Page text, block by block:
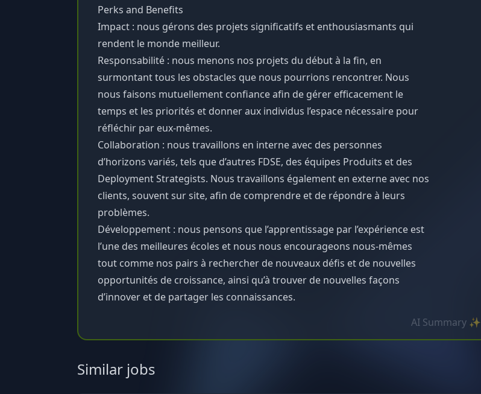
Perks and Benefits
Impact : nous gérons des projets significatifs et enthousiasmants qui
rendent le monde meilleur.
Responsabilité : nous menons nos projets du début à la fin, en
surmontant tous les obstacles que nous pourrions rencontrer. Nous
nous faisons mutuellement confiance afin de gérer efficacement le
temps et les priorités et donner aux individus l’espace nécessaire pour
réfléchir par eux-mêmes.
Collaboration : nous travaillons en interne avec des personnes
d’horizons variés, tels que d’autres FDSE, des équipes Produits et des
Deployment Strategists. Nous travaillons également en externe avec nos
clients, souvent sur site, afin de comprendre et de répondre à leurs
problèmes.
Développement : nous pensons que l’apprentissage par l’expérience est
l’une des meilleures écoles et nous nous encourageons nous-mêmes
tout comme nos pairs à rechercher de nouveaux défis et de nouvelles
opportunités de croissance, ainsi qu’à trouver de nouvelles façons
d’innover et de partager les connaissances.
AI Summary ✨
Similar jobs